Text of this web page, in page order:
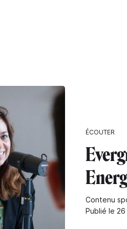
ÉCOUTER
Contenu
Publié le 26